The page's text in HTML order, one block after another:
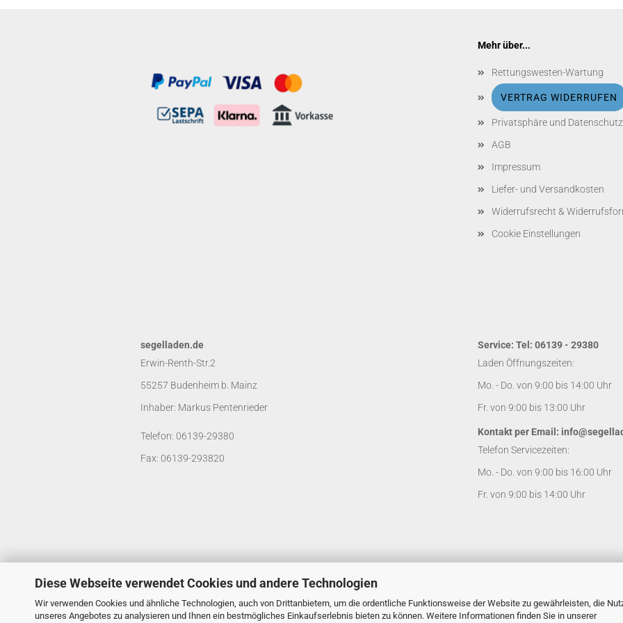
Diese Webseite verwendet Cookies und andere Technologien
Wir verwenden Cookies und ähnliche Technologien, auch von Drittanbietern, um die ordentliche Funktionsweise der Website zu gewährleisten, die
unseres Angebotes zu analysieren und Ihnen ein bestmögliches Einkaufserlebnis bieten zu können. Weitere Informationen finden Sie in unserer
Mehr über...
Rettungswesten-Wartung
VERTRAG WIDERRUFEN
Privatsphäre und Datenschutz
AGB
Impressum
Liefer- und Versandkosten
Widerrufsrecht &
Cookie Einstellungen
segelladen.de
Erwin-Renth-Str.2
55257 Budenheim b. Mainz
Inhaber: Markus Pentenrieder
Telefon: 06139-29380
Fax: 06139-293820
Service: Tel: 06139 - 29380
Laden Öffnungszeiten:
Mo. - Do. von 9:00 bis 14:00 Uhr
Fr. von 9:00 bis 13:00 Uhr
Kontakt per Email:
Telefon Servicezeiten:
Mo. - Do. von 9:00 bis 16:00 Uhr
Fr. von 9:00 bis 14:00 Uhr